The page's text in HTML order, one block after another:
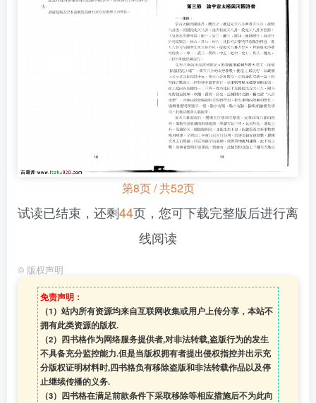
第8页 / 共52页
试读已结束，还剩44页，您可下载完整版后进行离
线阅读
© 版权声明
免责声明：
（1）站内所有资源均来自互联网收集或用户上传分享，本站不
拥有此类资源的版权.
（2）四书格作为网络服务提供者,对非法转载,盗版行为的发生
不具备充分监控能力.但是当版权拥有者提出侵权指控并出示充
分版权证明材料时,四书格负有移除盗版和非法转载作品以及停
止继续传播的义务.
（3）四书格在满足前款条件下采取移除等相应措施后不为此向